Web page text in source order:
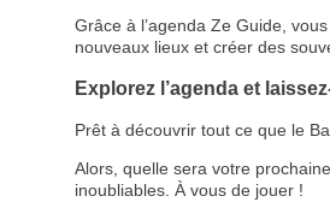
Grâce à l’agenda Ze Guide,
nouveaux lieux et créer des
Explorez l’agenda et
Prêt à découvrir tout ce que le
Alors, quelle sera votre
inoubliables. À vous de jouer !